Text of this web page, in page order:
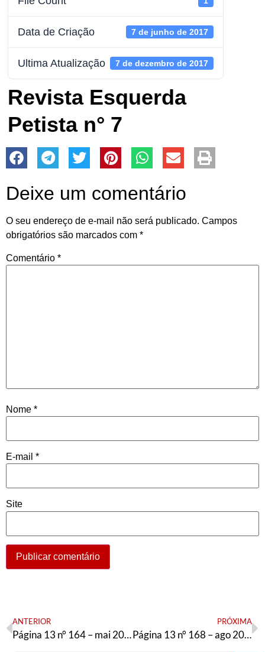
Data de Criação 7 de junho de 2017
Ultima Atualização 7 de dezembro de 2017
Revista Esquerda
Petista n° 7
Deixe um comentário
O seu endereço de e-mail não será publicado. Campos
obrigatórios são marcados com *
Comentário *
Nome *
E-mail *
Site
ANTERIOR
Página 13 n° 164 – mai 2017
PRÓXIMA
Página 13 n° 168 – ago 2017